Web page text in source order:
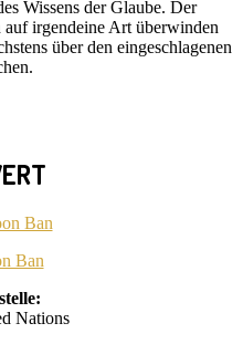
Wissens der Glaube. Der
irgendeine Art überwinden
über den eingeschlagenen
Ban
Nations